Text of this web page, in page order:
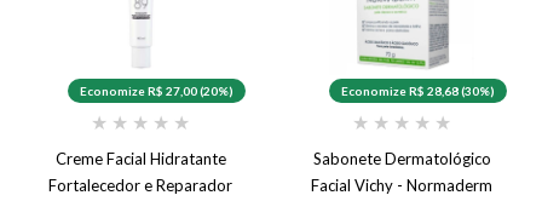
Economize R$ 27,00 (20%)
★ ★ ★ ★ ★
Creme Facial Hidratante
Fortalecedor e Reparador
Economize R$ 28,68 (30%)
★ ★ ★ ★ ★
Sabonete Dermatológico
Facial Vichy - Normaderm